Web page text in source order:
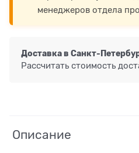
менеджеров отдела
Доставка в Санкт-
Рассчитать стоимость
Описание